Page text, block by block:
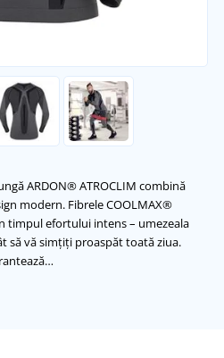
ARDON® ATROCLIM combină
modern. Fibrele COOLMAX®
timpul efortului intens – umezeala
să vă simțiți proaspăt toată ziua.